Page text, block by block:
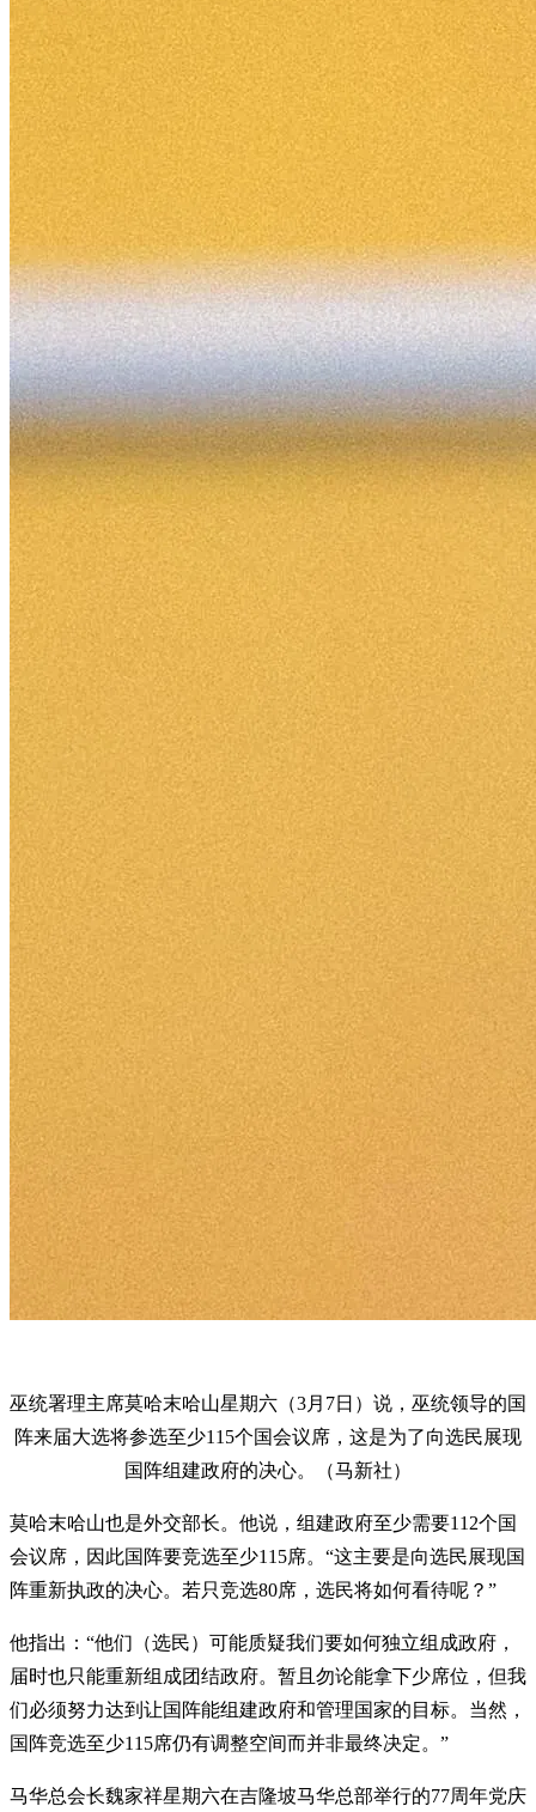
巫统署理主席莫哈末哈山星期六（3月7日）说，巫统领导的国
阵来届大选将参选至少115个国会议席，这是为了向选民展现
国阵组建政府的决心。（马新社）
莫哈末哈山也是外交部长。他说，组建政府至少需要112个国
会议席，因此国阵要竞选至少115席。“这主要是向选民展现国
阵重新执政的决心。若只竞选80席，选民将如何看待呢？”
他指出：“他们（选民）可能质疑我们要如何独立组成政府，
届时也只能重新组成团结政府。暂且勿论能拿下少席位，但我
们必须努力达到让国阵能组建政府和管理国家的目标。当然，
国阵竞选至少115席仍有调整空间而并非最终决定。”
马华总会长魏家祥星期六在吉隆坡马华总部举行的77周年党庆